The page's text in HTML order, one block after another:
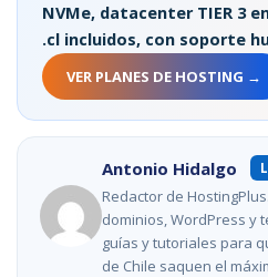
NVMe, datacenter TIER 3
.cl incluidos, con soporte
VER PLANES DE HOSTING →
Antonio Hidalgo
Redactor de
dominios, WordPress y
guías y tutoriales para
de Chile saquen el